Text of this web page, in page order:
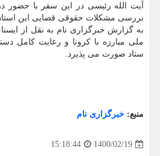
آیت الله رئیسی در این سفر با حضور
بررسی مشکلات حقوقی قضایی این
به گزارش خبرگزاری نام به نقل از
ملی مبارزه با کرونا و رعایت کامل
ستاد صورت می پذیرد.
منبع: خبرگزاری نام
1400/02/19
15:18:44